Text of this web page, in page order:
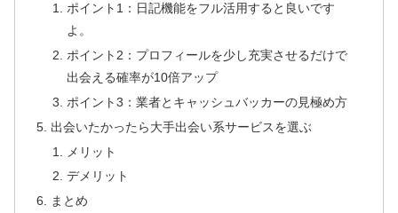
ポイント1：日記機能をフル活用すると良いです
よ。
ポイント2：プロフィールを少し充実させるだけで
出会える確率が10倍アップ
ポイント3：業者とキャッシュバッカーの見極め方
出会いたかったら大手出会い系サービスを選ぶ
メリット
デメリット
まとめ